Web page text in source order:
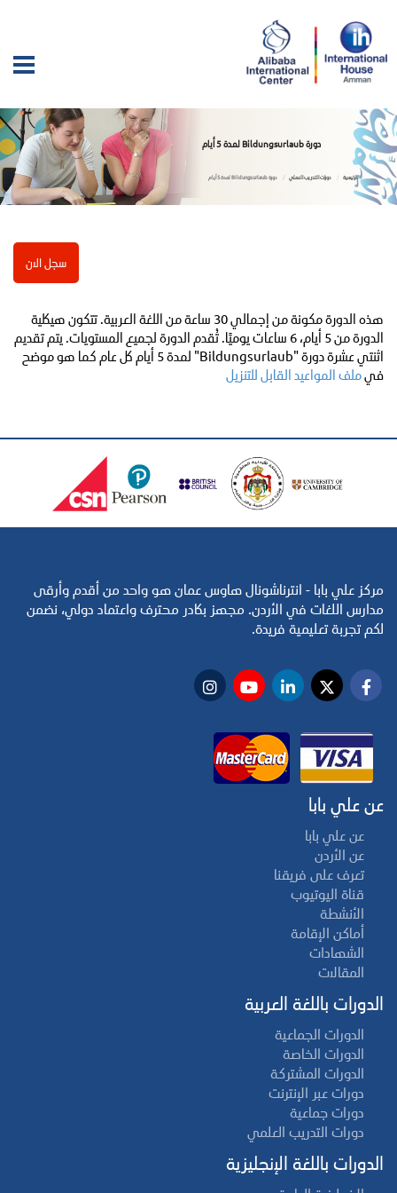
دورة Bildungsurlaub لمدة 5 أيام
الرئيسية دورات التدريب العملي دورة Bildungsurlaub لمدة 5 أيام
سجل الان
هذه الدورة مكونة من إجمالي 30 ساعة من اللغة العربية. تتكون هيكلية
الدورة من 5 أيام، 6 ساعات يوميًا. تُقدم الدورة لجميع المستويات. يتم تقديم
اثنتي عشرة دورة "Bildungsurlaub" لمدة 5 أيام كل عام كما هو موضح
فيملف المواعيد القابل للتنزيل
مركز علي بابا - انترناشونال هاوس عمان هو واحد من أقدم وأرقى
مدارس اللغات في الأردن. مجهز بكادر محترف واعتماد دولي، نضمن
لكم تجربة تعليمية فريدة.
عن علي بابا
عن علي بابا
عن الأردن
تعرف على فريقنا
قناة اليوتيوب
الأنشطة
أماكن الإقامة
الشهادات
المقالات
الدورات باللغة العربية
الدورات الجماعية
الدورات الخاصة
الدورات المشتركة
دورات عبر الإنترنت
دورات جماعية
دورات التدريب العلمي
الدورات باللغة الإنجليزية